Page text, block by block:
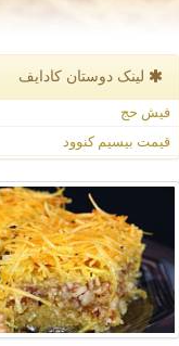
لینک دوستان كادایف
فیش حج
قیمت بیسیم کنوود